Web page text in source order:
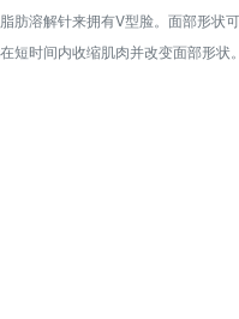
肪溶解针来拥有V型脸。面部形状
短时间内收缩肌肉并改变面部形状